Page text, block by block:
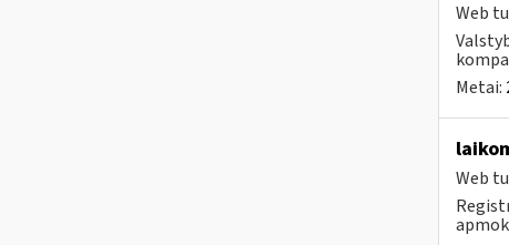
Web
Metai:
Web